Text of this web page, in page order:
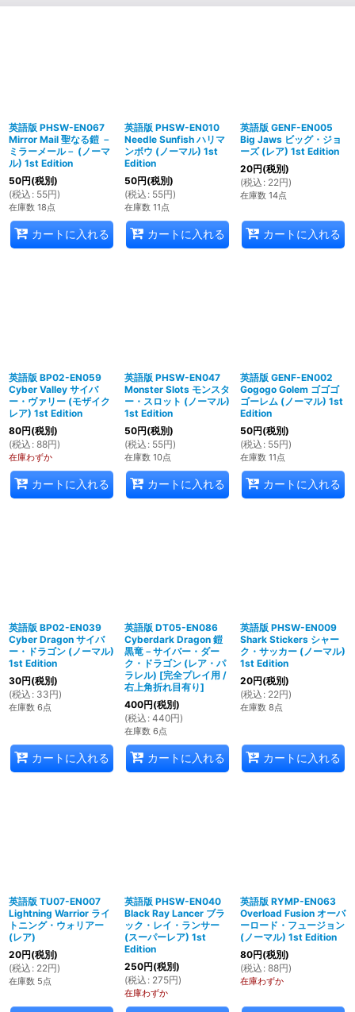
英語版 PHSW-EN067
Mirror Mail 聖なる鎧 －
ミラーメール－ (ノーマ
ル) 1st Edition
50円(税別)
(税込 : 55円)
在庫数 18点
カートに入れる
英語版 PHSW-EN010
Needle Sunfish ハリマ
ンボウ (ノーマル) 1st
Edition
50円(税別)
(税込 : 55円)
在庫数 11点
カートに入れる
英語版 GENF-EN005
Big Jaws ビッグ・ジョ
ーズ (レア) 1st Edition
20円(税別)
(税込 : 22円)
在庫数 14点
カートに入れる
英語版 BP02-EN059
Cyber Valley サイバ
ー・ヴァリー (モザイク
レア) 1st Edition
80円(税別)
(税込 : 88円)
在庫わずか
カートに入れる
英語版 PHSW-EN047
Monster Slots モンスタ
ー・スロット (ノーマル)
1st Edition
50円(税別)
(税込 : 55円)
在庫数 10点
カートに入れる
英語版 GENF-EN002
Gogogo Golem ゴゴゴ
ゴーレム (ノーマル) 1st
Edition
50円(税別)
(税込 : 55円)
在庫数 11点
カートに入れる
英語版 BP02-EN039
Cyber Dragon サイバ
ー・ドラゴン (ノーマル)
1st Edition
30円(税別)
(税込 : 33円)
在庫数 6点
カートに入れる
英語版 DT05-EN086
Cyberdark Dragon 鎧
黒竜－サイバー・ダー
ク・ドラゴン (レア・パ
ラレル) [完全プレイ用 /
右上角折れ目有り]
400円(税別)
(税込 : 440円)
在庫数 6点
カートに入れる
英語版 PHSW-EN009
Shark Stickers シャー
ク・サッカー (ノーマル)
1st Edition
20円(税別)
(税込 : 22円)
在庫数 8点
カートに入れる
英語版 TU07-EN007
Lightning Warrior ライ
トニング・ウォリアー
(レア)
20円(税別)
(税込 : 22円)
在庫数 5点
英語版 PHSW-EN040
Black Ray Lancer ブラ
ック・レイ・ランサー
(スーパーレア) 1st
Edition
250円(税別)
(税込 : 275円)
在庫わずか
英語版 RYMP-EN063
Overload Fusion オーバ
ーロード・フュージョン
(ノーマル) 1st Edition
80円(税別)
(税込 : 88円)
在庫わずか